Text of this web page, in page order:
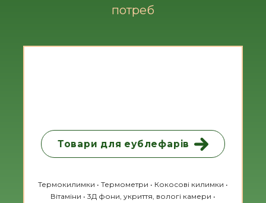
потреб
Товари для еублефарів
Термокилимки • Термометри • Кокосові килимки •
Вітаміни • 3Д фони, укриття, вологі камери •